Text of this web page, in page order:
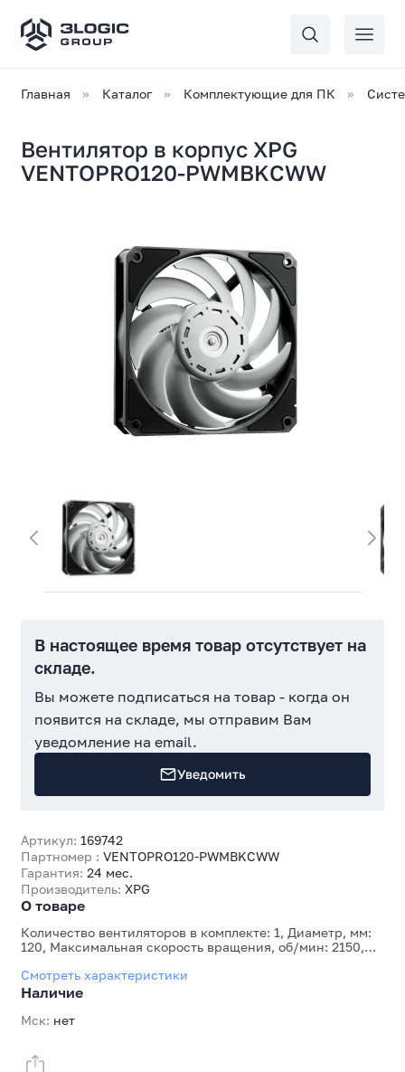
Главная Каталог Комплектующие для ПК
Вентилятор в корпус XPG
VENTOPRO120-PWMBKCWW
Артикул: 169742
Партномер : VENTOPRO120-PWMBKCWW
Гарантия: 24 мес.
Производитель: XPG
О товаре
Количество вентиляторов в комплекте: 1, Диаметр, мм:
120, Максимальная скорость вращения, об/мин: 2150,
подшипника: Шариковый, двойной, Тип коннектора: 4
pin
Смотреть характеристики
Наличие
Мск: нет
В настоящее время товар отсутствует на
складе.
Вы можете подписаться на товар - когда он
появится на складе, мы отправим Вам
уведомление на email.
Уведомить